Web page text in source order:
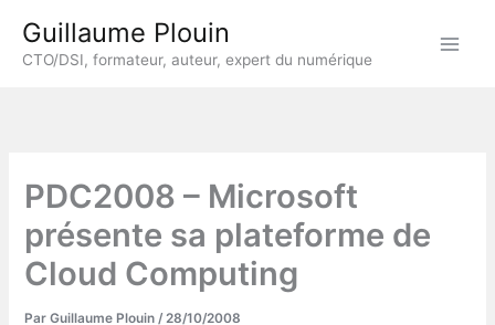
contenu
Guillaume Plouin
CTO/DSI, formateur, auteur, expert du numérique
PDC2008 – Microsoft
présente sa plateforme de
Cloud Computing
ParGuillaume Plouin/28/10/2008